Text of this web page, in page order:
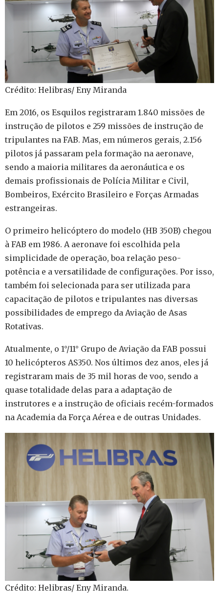
Crédito: Helibras/ Eny Miranda
Em 2016, os Esquilos registraram 1.840 missões de
instrução de pilotos e 259 missões de instrução de
tripulantes na FAB. Mas, em números gerais, 2.156
pilotos já passaram pela formação na aeronave,
sendo a maioria militares da aeronáutica e os
demais profissionais de Polícia Militar e Civil,
Bombeiros, Exército Brasileiro e Forças Armadas
estrangeiras.
O primeiro helicóptero do modelo (HB 350B) chegou
à FAB em 1986. A aeronave foi escolhida pela
simplicidade de operação, boa relação peso-
potência e a versatilidade de configurações. Por isso,
também foi selecionada para ser utilizada para
capacitação de pilotos e tripulantes nas diversas
possibilidades de emprego da Aviação de Asas
Rotativas.
Atualmente, o 1°/11° Grupo de Aviação da FAB possui
10 helicópteros AS350. Nos últimos dez anos, eles já
registraram mais de 35 mil horas de voo, sendo a
quase totalidade delas para a adaptação de
instrutores e a instrução de oficiais recém-formados
na Academia da Força Aérea e de outras Unidades.
Crédito: Helibras/ Eny Miranda.